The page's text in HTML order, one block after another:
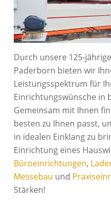
Durch unsere 125-
Paderborn bieten wir
Leistungsspektrum für
Einrichtungswünsche in
Gemeinsam mit Ihnen
besten zu Ihnen passt,
in idealen Einklang zu
Einrichtung eines
Büroeinrichtungen,
Messebau und
Stärken!